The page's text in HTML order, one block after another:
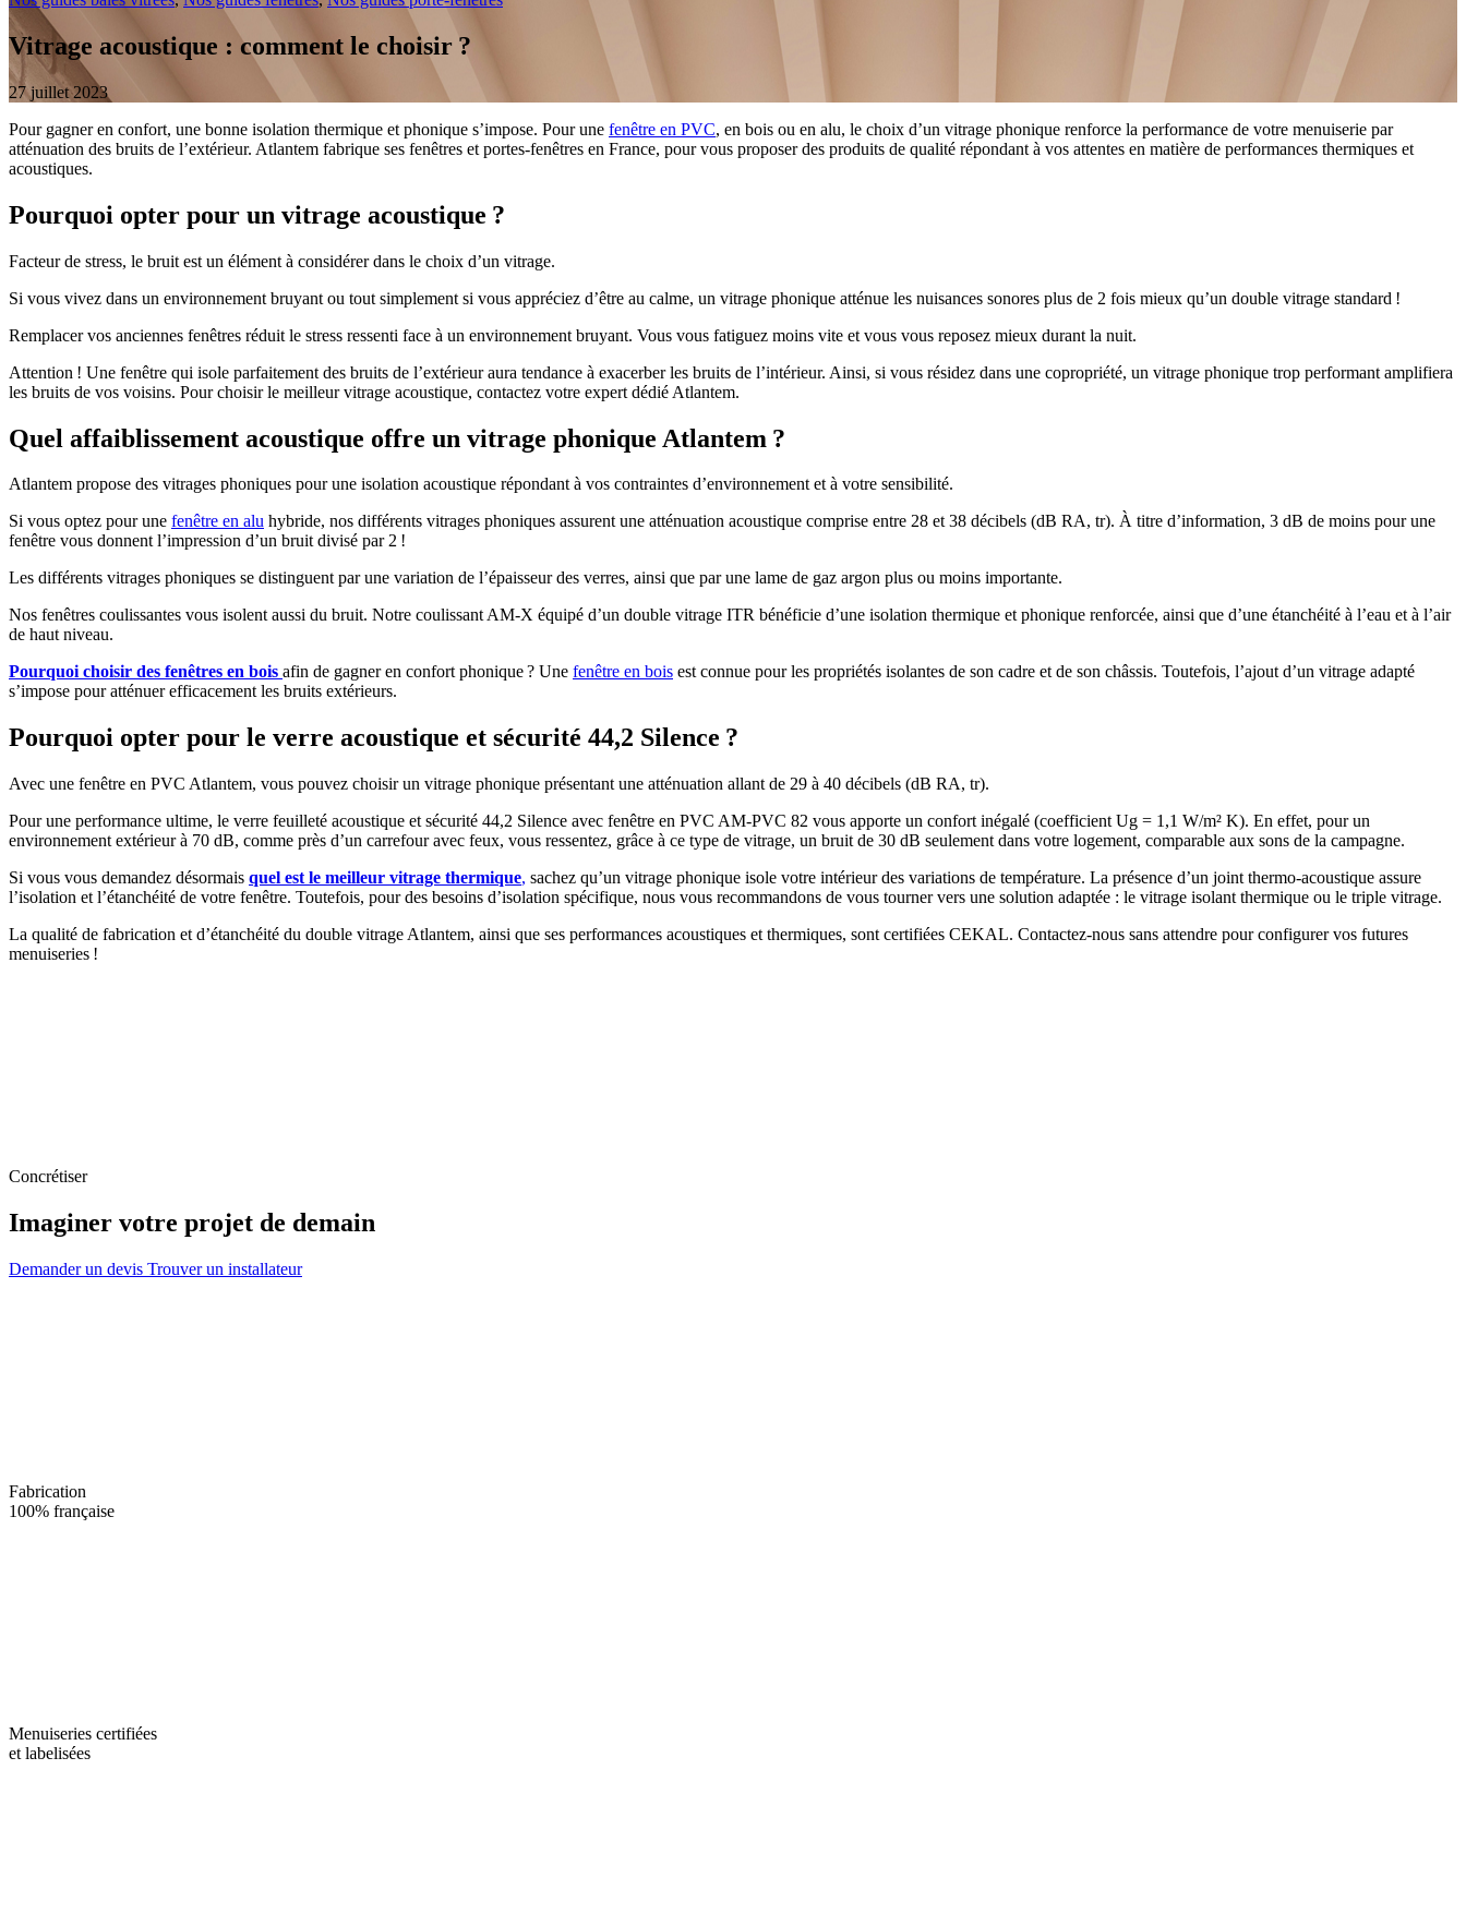
Vitrage acoustique : comment le choisir ?
27 juillet 2023
Pour gagner en confort, une bonne isolation thermique et phonique s’impose. Pour une fenêtre en PVC, en bois ou en alu, le choix d’un vitrage phonique renforce la performance de votre menuiserie par
atténuation des bruits de l’extérieur. Atlantem fabrique ses fenêtres et portes-fenêtres en France, pour vous proposer des produits de qualité répondant à vos attentes en matière de performances thermiques et
acoustiques.
Pourquoi opter pour un vitrage acoustique ?
Facteur de stress, le bruit est un élément à considérer dans le choix d’un vitrage.
Si vous vivez dans un environnement bruyant ou tout simplement si vous appréciez d’être au calme, un vitrage phonique atténue les nuisances sonores plus de 2 fois mieux qu’un double vitrage standard !
Remplacer vos anciennes fenêtres réduit le stress ressenti face à un environnement bruyant. Vous vous fatiguez moins vite et vous vous reposez mieux durant la nuit.
Attention ! Une fenêtre qui isole parfaitement des bruits de l’extérieur aura tendance à exacerber les bruits de l’intérieur. Ainsi, si vous résidez dans une copropriété, un vitrage phonique trop performant amplifiera
les bruits de vos voisins. Pour choisir le meilleur vitrage acoustique, contactez votre expert dédié Atlantem.
Quel affaiblissement acoustique offre un vitrage phonique Atlantem ?
Atlantem propose des vitrages phoniques pour une isolation acoustique répondant à vos contraintes d’environnement et à votre sensibilité.
Si vous optez pour une fenêtre en alu hybride, nos différents vitrages phoniques assurent une atténuation acoustique comprise entre 28 et 38 décibels (dB RA, tr). À titre d’information, 3 dB de moins pour une
fenêtre vous donnent l’impression d’un bruit divisé par 2 !
Les différents vitrages phoniques se distinguent par une variation de l’épaisseur des verres, ainsi que par une lame de gaz argon plus ou moins importante.
Nos fenêtres coulissantes vous isolent aussi du bruit. Notre coulissant AM-X équipé d’un double vitrage ITR bénéficie d’une isolation thermique et phonique renforcée, ainsi que d’une étanchéité à l’eau et à l’air
de haut niveau.
Pourquoi choisir des fenêtres en bois afin de gagner en confort phonique ? Une fenêtre en bois est connue pour les propriétés isolantes de son cadre et de son châssis. Toutefois, l’ajout d’un vitrage adapté
s’impose pour atténuer efficacement les bruits extérieurs.
Pourquoi opter pour le verre acoustique et sécurité 44,2 Silence ?
Avec une fenêtre en PVC Atlantem, vous pouvez choisir un vitrage phonique présentant une atténuation allant de 29 à 40 décibels (dB RA, tr).
Pour une performance ultime, le verre feuilleté acoustique et sécurité 44,2 Silence avec fenêtre en PVC AM-PVC 82 vous apporte un confort inégalé (coefficient Ug = 1,1 W/m² K). En effet, pour un
environnement extérieur à 70 dB, comme près d’un carrefour avec feux, vous ressentez, grâce à ce type de vitrage, un bruit de 30 dB seulement dans votre logement, comparable aux sons de la campagne.
Si vous vous demandez désormais quel est le meilleur vitrage thermique, sachez qu’un vitrage phonique isole votre intérieur des variations de température. La présence d’un joint thermo-acoustique assure
l’isolation et l’étanchéité de votre fenêtre. Toutefois, pour des besoins d’isolation spécifique, nous vous recommandons de vous tourner vers une solution adaptée : le vitrage isolant thermique ou le triple vitrage.
La qualité de fabrication et d’étanchéité du double vitrage Atlantem, ainsi que ses performances acoustiques et thermiques, sont certifiées CEKAL. Contactez-nous sans attendre pour configurer vos futures
menuiseries !
Concrétiser
Imaginer votre projet de demain
Demander un devis Trouver un installateur
Fabrication
100% française
Menuiseries certifiées
et labelisées